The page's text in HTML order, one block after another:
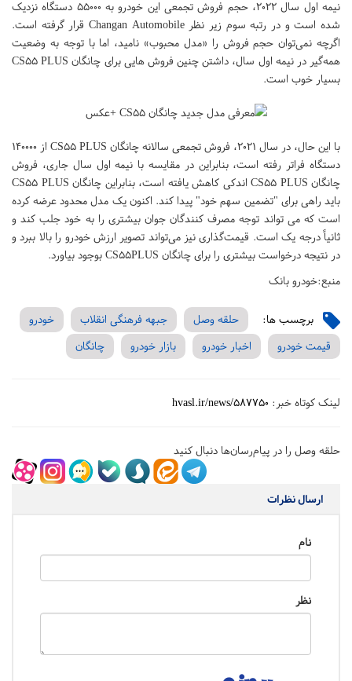
نیمه اول سال ۲۰۲۲، حجم فروش تجمعی این خودرو به ۵۵۰۰۰ دستگاه نزدیک
شده است و در رتبه سوم زیر نظر Changan Automobile قرار گرفته است.
اگرچه نمی‌توان حجم فروش را «مدل محبوب» نامید، اما با توجه به وضعیت
همه‌گیر در نیمه اول سال، داشتن چنین فروش هایی برای چانگان CS۵۵ PLUS
بسیار خوب است.
با این حال، در سال ۲۰۲۱، فروش تجمعی سالانه چانگان CS۵۵ PLUS از ۱۴۰۰۰۰
دستگاه فراتر رفته است، بنابراین در مقایسه با نیمه اول سال جاری، فروش
چانگان CS۵۵ PLUS اندکی کاهش یافته است، بنابراین چانگان CS۵۵ PLUS
باید راهی برای "تضمین سهم خود" پیدا کند. اکنون یک مدل محدود عرضه کرده
است که می تواند توجه مصرف کنندگان جوان بیشتری را به خود جلب کند و
ثانیاً درجه یک است. قیمت‌گذاری نیز می‌تواند تصویر ارزش خودرو را بالا ببرد و
در نتیجه درخواست بیشتری را برای چانگان CS۵۵PLUS بوجود بیاورد.
منبع:خودرو بانک
برچسب ها: حلقه وصل جبهه فرهنگی انقلاب
خودرو
قیمت خودرو
اخبار خودرو بازار خودرو چانگان
لینک کوتاه خبر: hvasl.ir/news/587750
حلقه وصل را در پیام‌رسان‌ها دنبال کنید
ارسال نظرات
نام
نظر